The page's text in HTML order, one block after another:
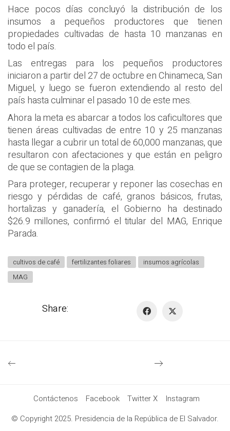
Hace pocos días concluyó la distribución de los
insumos a pequeños productores que tienen
propiedades cultivadas de hasta 10 manzanas en
todo el país.
Las entregas para los pequeños productores
iniciaron a partir del 27 de octubre en Chinameca, San
Miguel, y luego se fueron extendiendo al resto del
país hasta culminar el pasado 10 de este mes.
Ahora la meta es abarcar a todos los caficultores que
tienen áreas cultivadas de entre 10 y 25 manzanas
hasta llegar a cubrir un total de 60,000 manzanas, que
resultaron con afectaciones y que están en peligro
de que se contagien de la plaga.
Para proteger, recuperar y reponer las cosechas en
riesgo y pérdidas de café, granos básicos, frutas,
hortalizas y ganadería, el Gobierno ha destinado
$26.9 millones, confirmó el titular del MAG, Enrique
Parada.
cultivos de café fertilizantes foliares
insumos agrícolas
MAG
Share:
Contáctenos Facebook Twitter X
Instagram
© Copyright 2025. Presidencia de la República de El Salvador.